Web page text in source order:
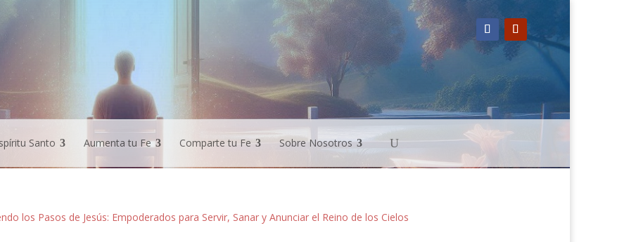
Santo Aumenta tu Fe Comparte tu Fe Sobre Nosotros